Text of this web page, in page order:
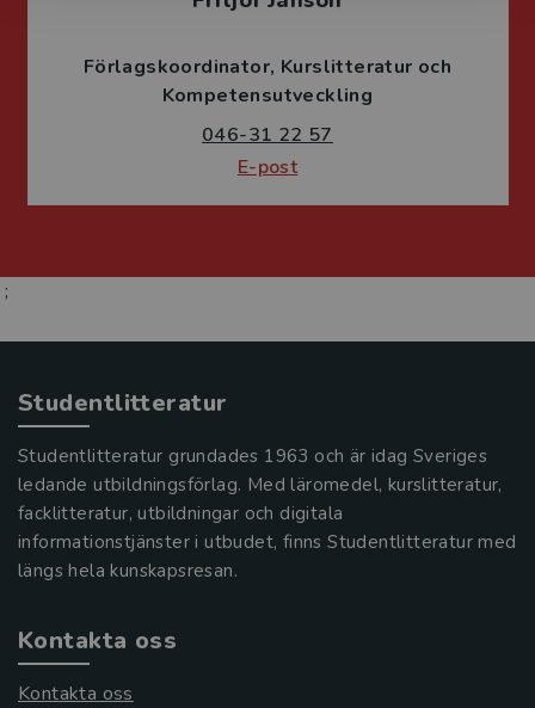
Förlagskoordinator Kurslitteratur och
Kompetensutveckling
046-31 22 57
E-post
;
Studentlitteratur
Studentlitteratur grundades 1963 och är idag Sveriges
ledande utbildningsförlag. Med läromedel, kurslitteratur,
facklitteratur, utbildningar och digitala
informationstjänster i utbudet, finns Studentlitteratur med
längs hela kunskapsresan.
Kontakta oss
Kontakta oss